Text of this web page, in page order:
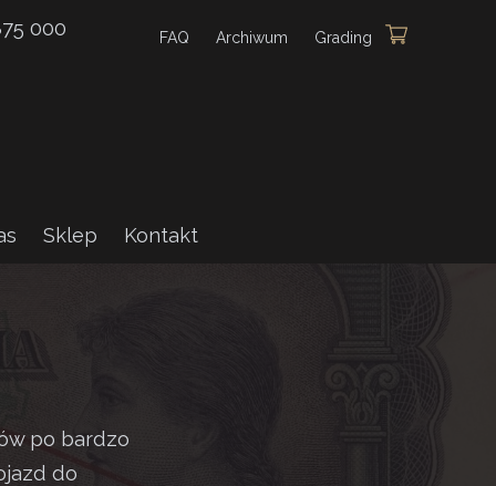
000 FAQ Archiwum Grading
Sklep Kontakt
po bardzo
do